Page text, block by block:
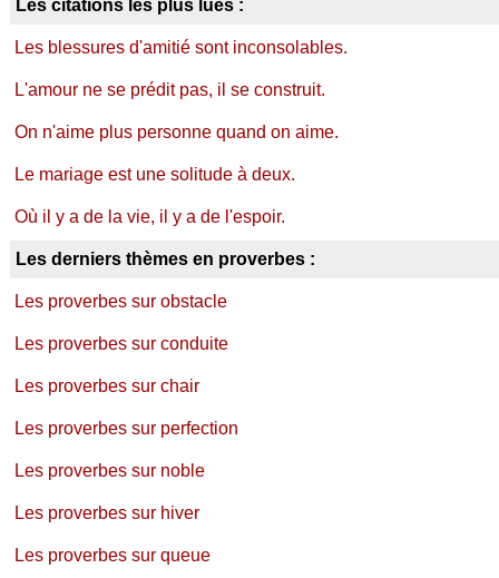
Les citations les plus lues :
Les blessures d'amitié sont inconsolables.
L'amour ne se prédit pas, il se construit.
On n'aime plus personne quand on aime.
Le mariage est une solitude à deux.
Où il y a de la vie, il y a de l'espoir.
Les derniers thèmes en proverbes :
Les proverbes sur obstacle
Les proverbes sur conduite
Les proverbes sur chair
Les proverbes sur perfection
Les proverbes sur noble
Les proverbes sur hiver
Les proverbes sur queue